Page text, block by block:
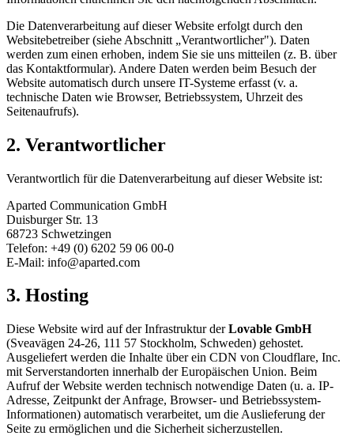
Die Datenverarbeitung auf dieser Website erfolgt durch den
Websitebetreiber (siehe Abschnitt „Verantwortlicher"). Daten
werden zum einen erhoben, indem Sie sie uns mitteilen (z. B. über
das Kontaktformular). Andere Daten werden beim Besuch der
Website automatisch durch unsere IT-Systeme erfasst (v. a.
technische Daten wie Browser, Betriebssystem, Uhrzeit des
Seitenaufrufs).
2. Verantwortlicher
Verantwortlich für die Datenverarbeitung auf dieser Website ist:
Aparted Communication GmbH
Duisburger Str. 13
68723 Schwetzingen
Telefon: +49 (0) 6202 59 06 00-0
E-Mail: info@aparted.com
3. Hosting
Diese Website wird auf der Infrastruktur der Lovable GmbH
(Sveavägen 24-26, 111 57 Stockholm, Schweden) gehostet.
Ausgeliefert werden die Inhalte über ein CDN von Cloudflare, Inc.
mit Serverstandorten innerhalb der Europäischen Union. Beim
Aufruf der Website werden technisch notwendige Daten (u. a. IP-
Adresse, Zeitpunkt der Anfrage, Browser- und Betriebssystem-
Informationen) automatisch verarbeitet, um die Auslieferung der
Seite zu ermöglichen und die Sicherheit sicherzustellen.